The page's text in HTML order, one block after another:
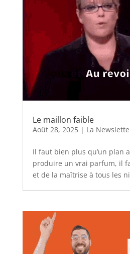
Le maillon faible
Août 28, 2025| La
Il faut bien plus qu’un plan
produire un vrai parfum, il
et de la maîtrise à tous les